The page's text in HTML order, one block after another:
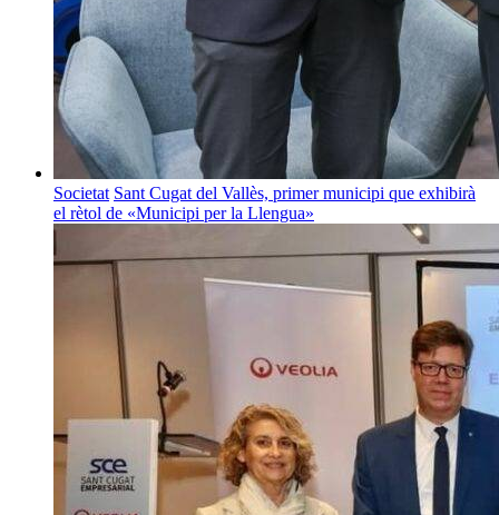
Societat Sant Cugat del Vallès, primer municipi que exhibirà
el rètol de «Municipi per la Llengua»